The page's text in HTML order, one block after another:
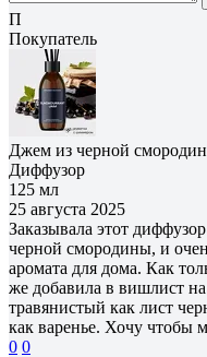
П
Покупатель
Джем из черной
Диффузор
125 мл
25 августа 2025
Заказывала этот
черной смородины, и
аромата для дома. Как
же добавила в вишлист
травянистый как лист
как варенье. Хочу чтобы
0 0